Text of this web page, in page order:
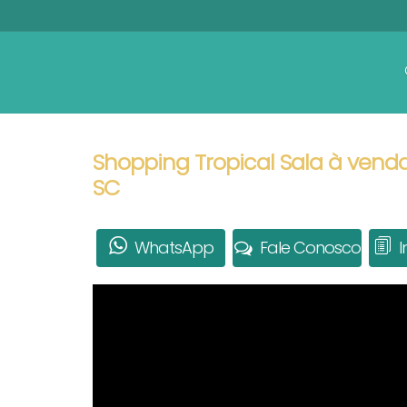
Shopping Tropical Sala à
SC
WhatsApp Fale Conosco